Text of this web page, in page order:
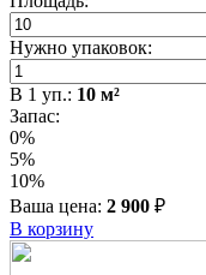
Нужно упаковок:
В 1 уп.: 10 м²
Запас:
0%
5%
10%
Ваша цена: 2 900 ₽
В корзину